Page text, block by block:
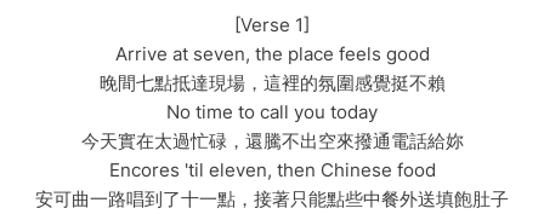
[Verse 1]
Arrive at seven, the place feels good
晚間七點抵達現場，這裡的氛圍感覺挺不賴
No time to call you today
今天實在太過忙碌，還騰不出空來撥通電話給妳
Encores 'til eleven, then Chinese food
安可曲一路唱到了十一點，接著只能點些中餐外送填飽肚子